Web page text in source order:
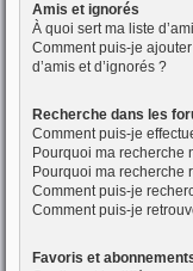
Amis et ignorés
À quoi sert ma liste
Comment puis-je
d’amis et d’ignorés ?
Recherche dans les
Comment puis-je
Pourquoi ma recherche
Pourquoi ma recherche
Comment puis-je
Comment puis-je
Favoris et